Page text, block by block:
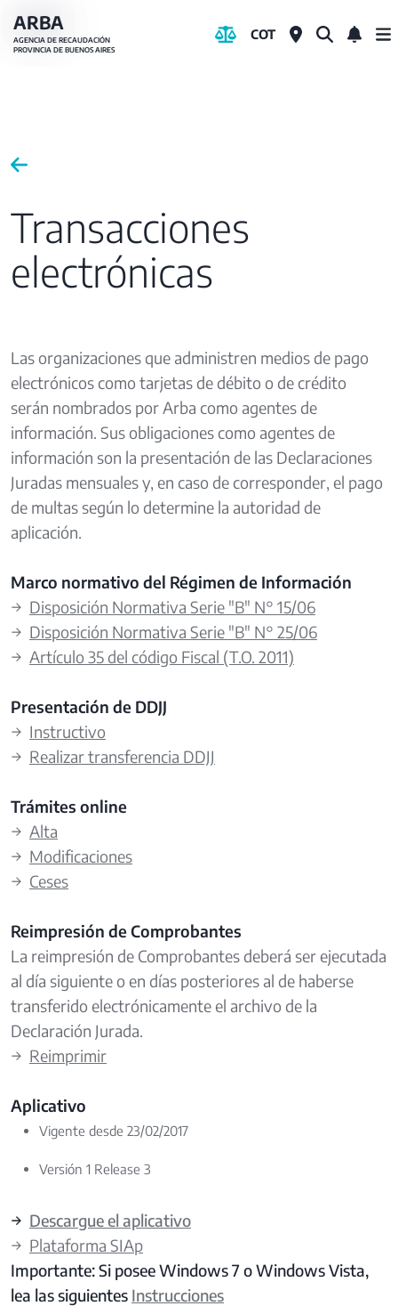
Pasar
al
ARBA
AGENCIA DE RECAUDACIÓN
PROVINCIA DE BUENOS AIRES
COT
Transacciones
electrónicas
Las organizaciones que administren medios de pago
electrónicos como tarjetas de débito o de crédito
serán nombrados por Arba como agentes de
información. Sus obligaciones como agentes de
información son la presentación de las Declaraciones
Juradas mensuales y, en caso de corresponder, el pago
de multas según lo determine la autoridad de
aplicación.
Marco normativo del Régimen de Información
→ Disposición Normativa Serie "B" N° 15/06
→ Disposición Normativa Serie "B" N° 25/06
→ Artículo 35 del código Fiscal (T.O. 2011)
Presentación de DDJJ
→ Instructivo
→ Realizar transferencia DDJJ
Trámites online
→ Alta
→ Modificaciones
→ Ceses
Reimpresión de Comprobantes
La reimpresión de Comprobantes deberá ser ejecutada
al día siguiente o en días posteriores al de haberse
transferido electrónicamente el archivo de la
Declaración Jurada.
→ Reimprimir
Aplicativo
Vigente desde 23/02/2017
Versión 1 Release 3
→ Descargue el aplicativo
→ Plataforma SIAp
Importante: Si posee Windows 7 o Windows Vista,
lea las siguientes Instrucciones